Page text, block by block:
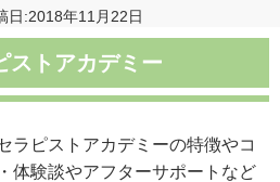
日:2018年11月22日
ストアカデミー
ラピストアカデミーの特徴やコ
体験談やアフターサポートなど